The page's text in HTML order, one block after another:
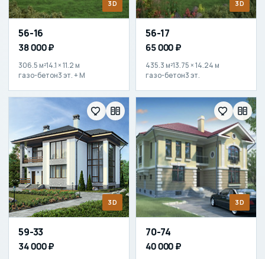
3D
56-16
38 000 ₽
306.5 м²14.1 × 11.2 м
газо-бетон3 эт. + М
3D
56-17
65 000 ₽
435.3 м²13.75 × 14.24 м
газо-бетон3 эт.
3D
59-33
34 000 ₽
3D
70-74
40 000 ₽